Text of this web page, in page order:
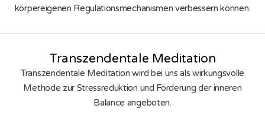
körpereigenen Regulationsmechanismen verbessern können.
Transzendentale Meditation
Transzendentale Meditation wird bei uns als wirkungsvolle
Methode zur Stressreduktion und Förderung der inneren
Balance angeboten.